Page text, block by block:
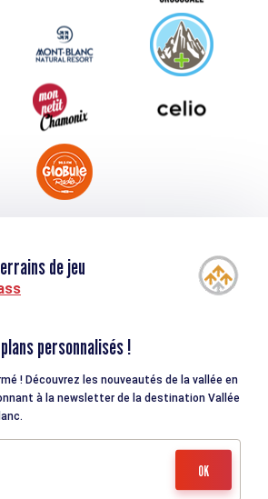
séminaires
de jeu
personnalisés !
! Découvrez les nouveautés de la vallée en
à la newsletter de la destination Vallée